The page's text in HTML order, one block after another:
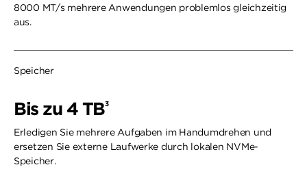
8000 MT/s mehrere Anwendungen problemlos gleichzeitig
aus.
Speicher
Bis zu 4 TB3
Erledigen Sie mehrere Aufgaben im Handumdrehen und
ersetzen Sie externe Laufwerke durch lokalen NVMe-
Speicher.